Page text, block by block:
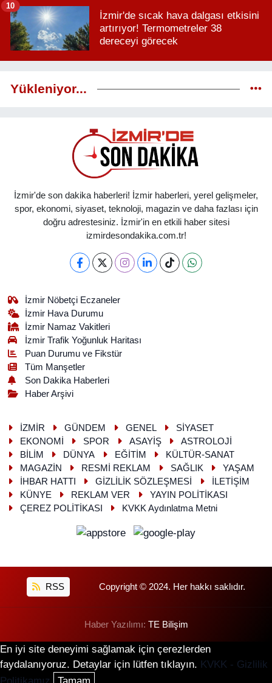
İzmir'de sıcak hava dalgası etkisini
artırıyor! Termometreler 38
dereceyi görecek
10
Yükleniyor...
İzmir'de son dakika haberleri! İzmir haberleri, yerel gelişmeler,
spor, ekonomi, siyaset, teknoloji, magazin ve daha fazlası için
doğru adrestesiniz. İzmir'in en etkili haber sitesi
izmirdesondakika.com.tr!
İzmir Nöbetçi Eczaneler
İzmir Hava Durumu
İzmir Namaz Vakitleri
İzmir Trafik Yoğunluk Haritası
Puan Durumu ve Fikstür
Tüm Manşetler
Son Dakika Haberleri
Haber Arşivi
İZMİR GÜNDEM GENEL
SİYASET
EKONOMİ
SPOR ASAYİŞ
ASTROLOJİ
BİLİM
DÜNYA EĞİTİM
KÜLTÜR-SANAT
MAGAZİN
RESMİ REKLAM SAĞLIK
YAŞAM
İHBAR HATTI
GİZLİLİK SÖZLEŞMESİ
İLETİŞİM
KÜNYE
REKLAM VER
YAYIN POLİTİKASI
ÇEREZ POLİTİKASI
KVKK Aydınlatma Metni
RSS Copyright © 2024. Her hakkı saklıdır.
Haber Yazılımı: TE Bilişim
En iyi site deneyimi sağlamak için çerezlerden
faydalanıyoruz. Detaylar için lütfen tıklayın. KVKK - Gizlilik